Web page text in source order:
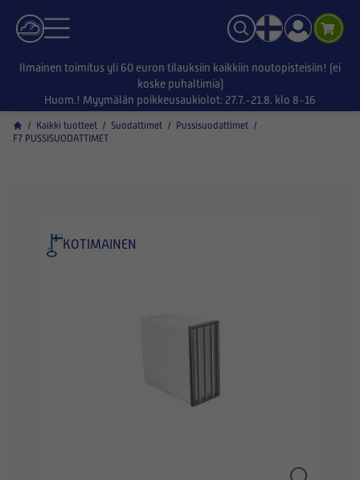
Ilmainen toimitus yli 60 euron tilauksiin kaikkiin noutopisteisiin! (ei
koske puhaltimia)
Huom.! Myymälän poikkeusaukiolot: 27.7.-21.8. klo 8-16
/ Kaikki tuotteet / Suodattimet / Pussisuodattimet /
F7 PUSSISUODATTIMET
KOTIMAINEN